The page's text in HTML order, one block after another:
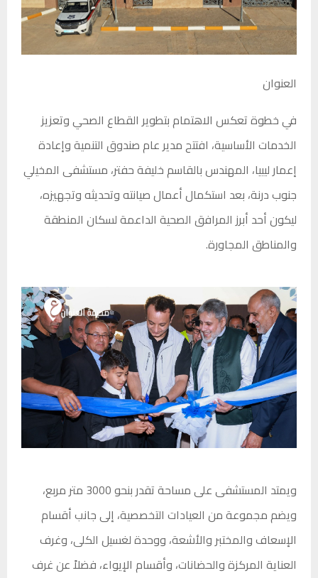
العنوان
في خطوة تعكس الاهتمام بتطوير القطاع الصحي وتعزيز
الخدمات الأساسية، افتتح مدير عام صندوق التنمية وإعادة
إعمار ليبيا، المهندس بالقاسم خليفة حفتر، مستشفى المخيلي
جنوب درنة، بعد استكمال أعمال صيانته وتحديثه وتجهيزه،
ليكون أحد أبرز المرافق الصحية الداعمة لسكان المنطقة
والمناطق المجاورة.
ويمتد المستشفى على مساحة تقدر بنحو 3000 متر مربع،
ويضم مجموعة من العيادات التخصصية، إلى جانب أقسام
الإسعاف والمختبر والأشعة، ووحدة لغسيل الكلى، وغرف
العناية المركزة والحضانات، وأقسام الإيواء، فضلاً عن غرف